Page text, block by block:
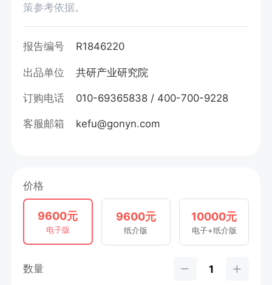
策参考依据。
报告编号 R1846220
出品单位 共研产业研究院
订购电话 010-69365838 / 400-700-9228
客服邮箱 kefu@gonyn.com
价格
9600元
电子版
9600元
纸介版
10000元
电子+纸介版
数量